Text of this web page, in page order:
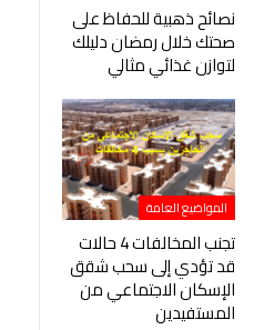
نصائح ذهبية للحفاظ على
صحتك خلال رمضان دليلك
لتوازن غذائي مثالي
المواضيع العامة
تجنب المخالفات 4 حالات
قد تؤدي إلى سحب شقق
الإسكان الاجتماعي من
المستفيدين